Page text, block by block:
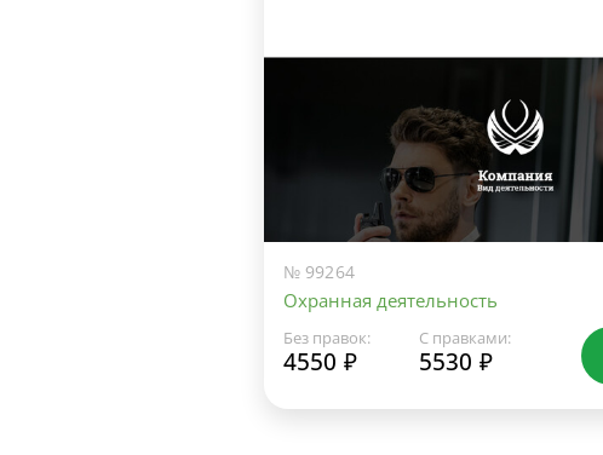
№ 99264
Охранная деятельность
Без правок:
4550 ₽
С правками:
5530 ₽